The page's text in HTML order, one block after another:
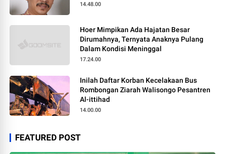
14.48.00
Hoer Mimpikan Ada Hajatan Besar
Dirumahnya, Ternyata Anaknya Pulang
Dalam Kondisi Meninggal
17.24.00
Inilah Daftar Korban Kecelakaan Bus
Rombongan Ziarah Walisongo Pesantren
Al-ittihad
14.00.00
FEATURED POST